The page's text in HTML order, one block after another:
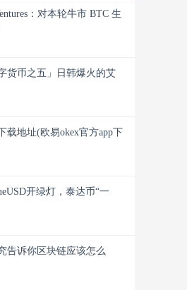
：对本轮牛市 BTC 生
货币之五」日韩爆火的艾
载地址(欧易okex官方app下
开绿灯，泰达币“一
告诉你区块链应该怎么